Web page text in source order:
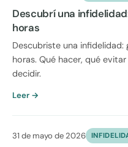
Descubrí una
horas
Descubriste una infidelidad:
horas. Qué hacer, qué
decidir.
Leer →
31 de mayo de 2026